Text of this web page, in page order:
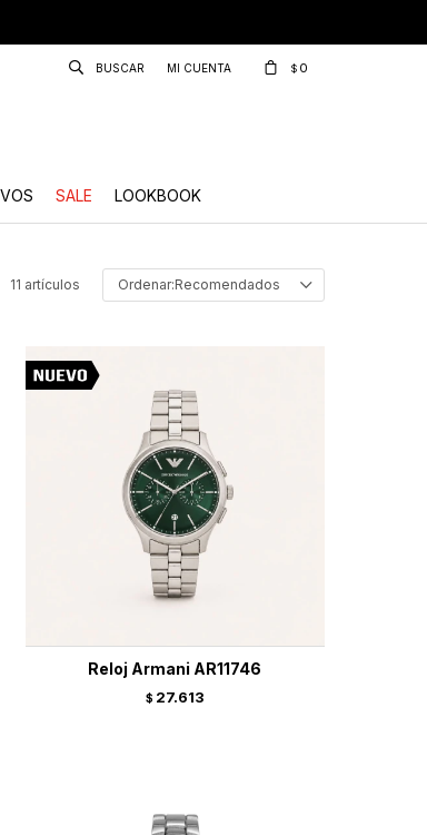
SALE LOOKBOOK
$ 0
11 artículos Recomendados
Reloj Armani AR11746
$ 27.613